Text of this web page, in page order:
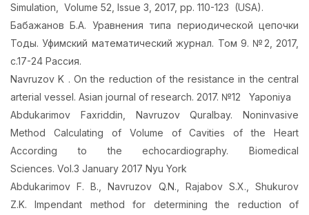
Simulation, Volume 52, Issue 3, 2017, pp. 110-123 (USA).
Бабажанов Б.А. Уравнения типа периодической цепочки
Тоды. Уфимский математический журнал. Том 9. №2, 2017,
с.17-24 Рассия.
Navruzov K . On the reduction of the resistance in the central
arterial vessel. Asian journal of research. 2017. №12 Yaponiya
Abdukarimov Faxriddin, Navruzov Quralbay. Noninvasive
Method Calculating of Volume of Cavities of the Heart
According to the echocardiography. Biomedical
Sciences. Vol.3 January 2017 Nyu York
Abdukarimov F. B., Navruzov Q.N., Rajabov S.X., Shukurov
Z.K. Impendant method for determining the reduction of